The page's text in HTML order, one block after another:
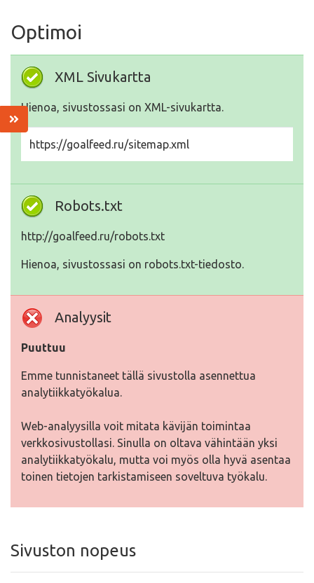
Optimoi
XML Sivukartta
Hienoa, sivustossasi on XML-sivukartta.
https://goalfeed.ru/sitemap.xml
Robots.txt
http://goalfeed.ru/robots.txt
Hienoa, sivustossasi on robots.txt-tiedosto.
Analyysit
Puuttuu
Emme tunnistaneet tällä sivustolla asennettua
analytiikkatyökalua.
Web-analyysilla voit mitata kävijän toimintaa
verkkosivustollasi. Sinulla on oltava vähintään yksi
analytiikkatyökalu, mutta voi myös olla hyvä asentaa
toinen tietojen tarkistamiseen soveltuva työkalu.
Sivuston nopeus